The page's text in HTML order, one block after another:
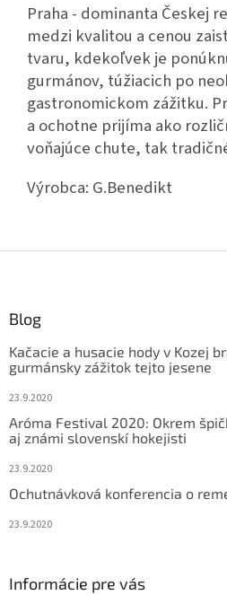
Praha - dominanta Českej
medzi kvalitou a cenou
tvaru, kdekoľvek je
gurmánov, túžiacich po
gastronomickom zážitku.
a ochotne prijíma ako
voňajúce chute, tak
Výrobca: G.Benedikt
Blog
Kačacie a husacie hody v Kozej
gurmánsky zážitok tejto jesene
23.9.2020
Aróma Festival 2020: Okrem
aj známi slovenskí hokejisti
23.9.2020
Ochutnávková konferencia o
23.9.2020
Informácie pre vás